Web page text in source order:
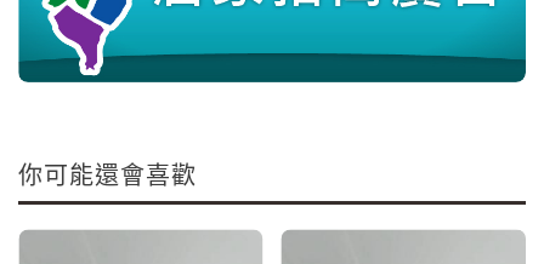
你可能還會喜歡